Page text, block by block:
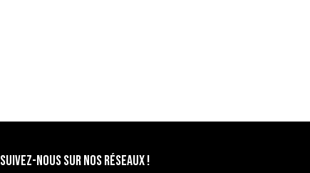
SUIVEZ-NOUS SUR NOS RÉSEAUX !